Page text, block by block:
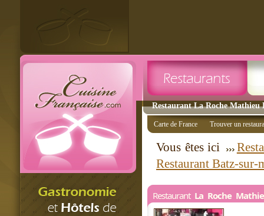
Restaurant La Roche Mathieu
Carte de France Trouver un
Vous êtes ici
Restaurant Batz-sur-
Restaurant La Roche